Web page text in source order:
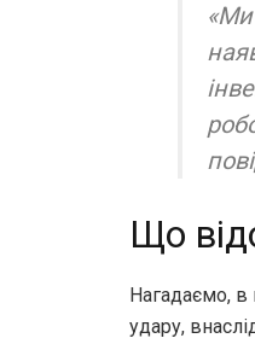
Що
Нагадаємо, в
удару,